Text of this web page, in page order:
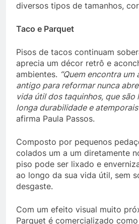
diversos tipos de tamanhos,
Taco e Parquet
Pisos de tacos continuam
aprecia um décor retrô e
ambientes. “Quem encontra
antigo para reformar nunca
vida útil dos taquinhos, que são
longa durabilidade e
afirma Paula Passos.
Composto por pequenos
colados um a um diretamente
piso pode ser lixado e
ao longo da sua vida útil, sem
desgaste.
Com um efeito visual muito
Parquet é comercializado